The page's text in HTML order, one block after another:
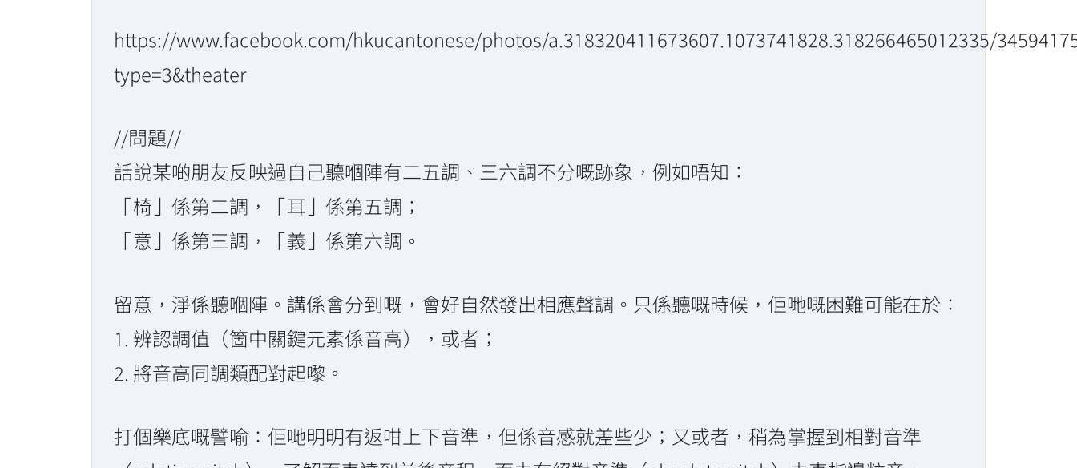
https://www.facebook.com/hkucantonese/photos/a.318320411673607.1073741828.318266465012335/
type=3&theater
//問題//
話說某啲朋友反映過自己聽嗰陣有二五調、三六調不分嘅跡象，例如唔知：
「椅」係第二調，「耳」係第五調；
「意」係第三調，「義」係第六調。
留意，淨係聽嗰陣。講係會分到嘅，會好自然發出相應聲調。只係聽嘅時候，佢哋嘅困難可能在於：
1. 辨認調值（箇中關鍵元素係音高），或者；
2. 將音高同調類配對起嚟。
打個樂底嘅譬喻：佢哋明明有返咁上下音準，但係音感就差些少；又或者，稍為掌握到相對音準